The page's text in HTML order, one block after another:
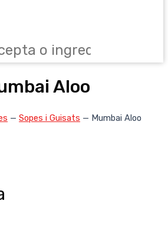
Aloo
— Sopes i Guisats — Mumbai Aloo